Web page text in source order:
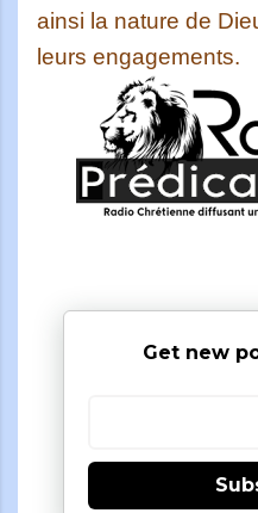
ainsi la nature de
leurs engagements.
Get new